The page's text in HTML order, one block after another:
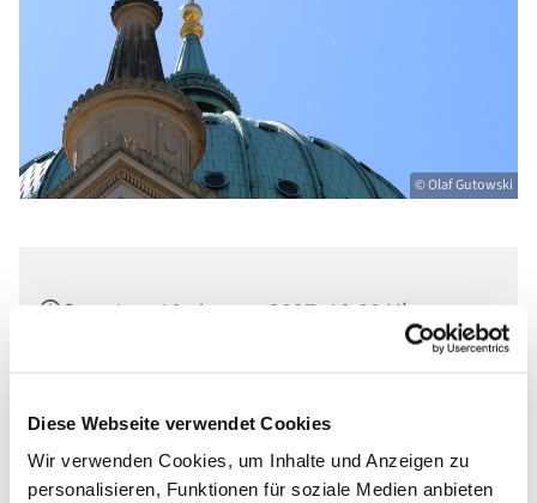
Diese Webseite verwendet Cookies
Wir verwenden Cookies, um Inhalte und Anzeigen zu
personalisieren, Funktionen für soziale Medien anbieten
© Olaf Gutowski
Sonntag, 10. Januar 2027, 10:00 Uhr
Ev. St. Nikolaikirche, Am Alten Markt,
14467 Potsdam